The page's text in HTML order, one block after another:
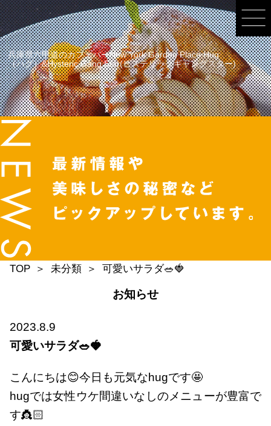
兵庫県六甲道のカフェバーNew York Garden Place Hug
（ハグ）&Hysteric Gang Star(ヒステリックギャングスター)
TOP 未分類 可愛いサラダ🥗🍓
お知らせ
2023.8.9
可愛いサラダ🥗🍓
こんにちは😊今日も元気なhugです🤩
hugでは女性ウケ間違いなしのメニューが豊富で
す👸🏻